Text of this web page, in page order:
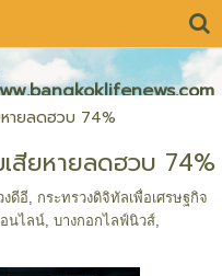
หายลดฮวบ 74%
สียหายลดฮวบ 74%
งดีอี
กระทรวงดิจิทัลเพื่อเศรษฐกิจ
นไลน์, บางกอกไลฟ์นิวส์,